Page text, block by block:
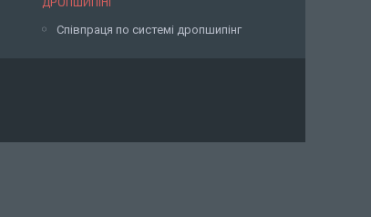
Співпраця по системі дропшипінг